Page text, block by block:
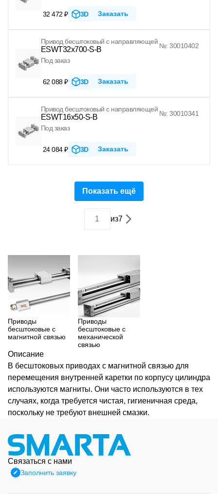
32 472 ₽ 3D Заказать
Привод бесштоковый с направляющей
ESWT32x700-S-B
№: 30010402
Под заказ
62 088 ₽ 3D Заказать
Привод бесштоковый с направляющей
ESWT16x50-S-B
№: 30010341
Под заказ
24 084 ₽ 3D Заказать
Показать ещё
из7
Приводы
бесштоковые с
магнитной связью
Приводы
бесштоковые с
механической
связью
Описание
В бесштоковых приводах с магнитной связью для
перемещения внутренней каретки по корпусу цилиндра
используются магниты. Они часто используются в тех
случаях, когда требуется чистая, гигиеничная среда,
поскольку не требуют внешней смазки.
Связаться с нами
Заполнить заявку